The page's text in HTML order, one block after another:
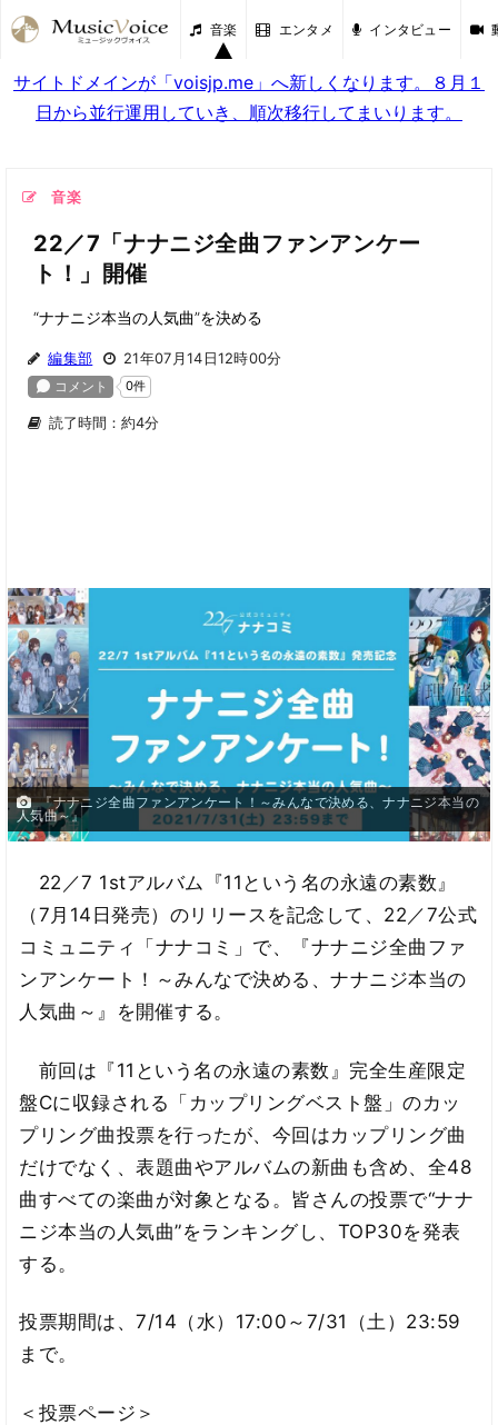
音楽 エンタメ インタビュー
サイトドメインが「voisjp.me」へ新しくなります。８月１
日から並行運用していき、順次移行してまいります。
音楽
22／7「ナナニジ全曲ファンアンケー
ト！」開催
“ナナニジ本当の人気曲”を決める
編集部 21年07月14日12時00分
読了時間：約4分
『ナナニジ全曲ファンアンケート！～みんなで決める、ナナニジ本当の
人気曲～』
22／7 1stアルバム『11という名の永遠の素数』
（7月14日発売）のリリースを記念して、22／7公式
コミュニティ「ナナコミ」で、『ナナニジ全曲ファ
ンアンケート！～みんなで決める、ナナニジ本当の
人気曲～』を開催する。
前回は『11という名の永遠の素数』完全生産限定
盤Cに収録される「カップリングベスト盤」のカッ
プリング曲投票を行ったが、今回はカップリング曲
だけでなく、表題曲やアルバムの新曲も含め、全48
曲すべての楽曲が対象となる。皆さんの投票で“ナナ
ニジ本当の人気曲”をランキングし、TOP30を発表
する。
投票期間は、7/14（水）17:00～7/31（土）23:59
まで。
＜投票ページ＞